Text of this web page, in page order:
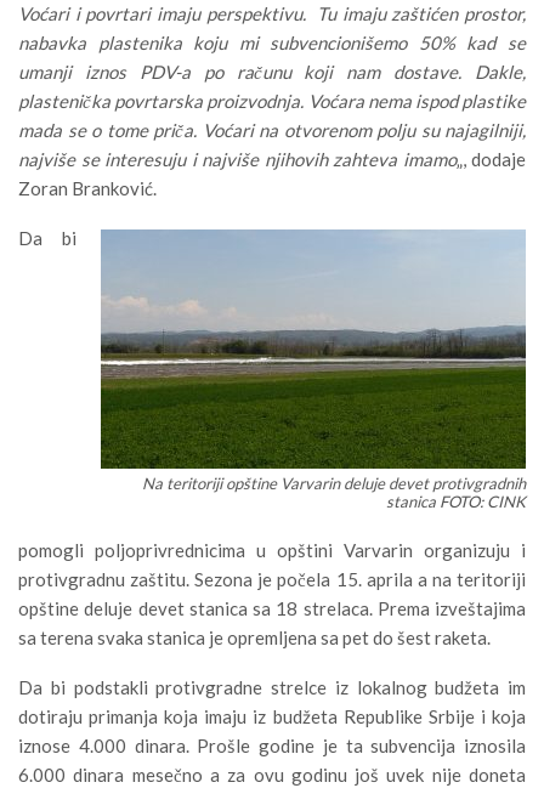
Voćari i povrtari imaju perspektivu. Tu imaju zaštićen prostor,
nabavka plastenika koju mi subvencionišemo 50% kad se
umanji iznos PDV-a po računu koji nam dostave. Dakle,
plastenička povrtarska proizvodnja. Voćara nema ispod plastike
mada se o tome priča. Voćari na otvorenom polju su najagilniji,
najviše se interesuju i najviše njihovih zahteva imamo„, dodaje
Zoran Branković.
Na teritoriji opštine Varvarin deluje devet protivgradnih
stanica FOTO: CINK
Da bi
pomogli poljoprivrednicima u opštini Varvarin organizuju i
protivgradnu zaštitu. Sezona je počela 15. aprila a na teritoriji
opštine deluje devet stanica sa 18 strelaca. Prema izveštajima
sa terena svaka stanica je opremljena sa pet do šest raketa.
Da bi podstakli protivgradne strelce iz lokalnog budžeta im
dotiraju primanja koja imaju iz budžeta Republike Srbije i koja
iznose 4.000 dinara. Prošle godine je ta subvencija iznosila
6.000 dinara mesečno a za ovu godinu još uvek nije doneta